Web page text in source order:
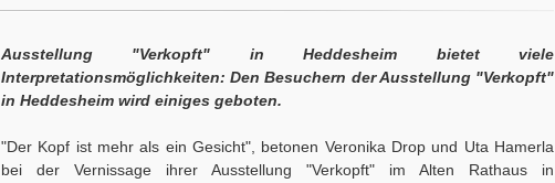
Ausstellung "Verkopft" in Heddesheim bietet viele
Interpretationsmöglichkeiten: Den Besuchern der Ausstellung "Verkopft"
in Heddesheim wird einiges geboten.
"Der Kopf ist mehr als ein Gesicht", betonen Veronika Drop und Uta Hamerla
bei der Vernissage ihrer Ausstellung "Verkopft" im Alten Rathaus in